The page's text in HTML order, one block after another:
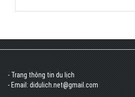
- Trang thông tin du lịch
- Email: didulich.net@gmail.com